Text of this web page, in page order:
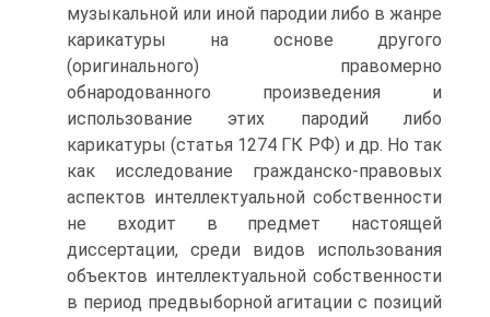
музыкальной или иной пародии либо в жанре
карикатуры на основе другого
(оригинального) правомерно
обнародованного произведения и
использование этих пародий либо
карикатуры (статья 1274 ГК РФ) и др. Но так
как исследование гражданско-правовых
аспектов интеллектуальной собственности
не входит в предмет настоящей
диссертации, среди видов использования
объектов интеллектуальной собственности
в период предвыборной агитации с позиций